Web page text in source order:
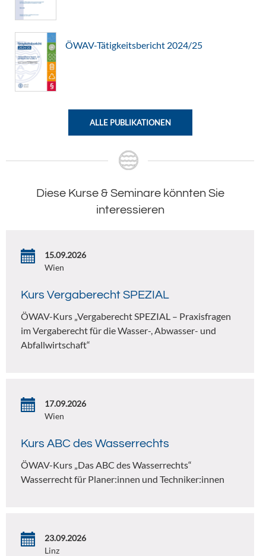
ÖWAV-Tätigkeitsbericht 2024/25
ALLE PUBLIKATIONEN
Diese Kurse & Seminare könnten Sie
interessieren
15.09.2026
Wien
Kurs Vergaberecht SPEZIAL
ÖWAV-Kurs „Vergaberecht SPEZIAL – Praxisfragen
im Vergaberecht für die Wasser-, Abwasser- und
Abfallwirtschaft“
17.09.2026
Wien
Kurs ABC des Wasserrechts
ÖWAV-Kurs „Das ABC des Wasserrechts“
Wasserrecht für Planer:innen und Techniker:innen
23.09.2026
Linz